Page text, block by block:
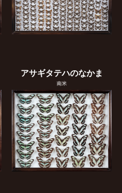
アサギタテハのなかま
南米